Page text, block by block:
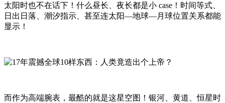
太阳时也不在话下！什么昼长、夜长都是小 case！时间等式、
日出日落、潮汐指示、甚至连太阳—地球—月球位置关系都能
显示！
而作为高端腕表，最酷的就是这星空图！银河、黄道、恒星时